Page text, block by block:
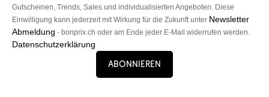
Gutscheinen, Trends, Sales und individualisierten Angeboten. Diese
Einwilligung kann jederzeit mit Wirkung für die Zukunft unter Newsletter
Abmeldung - bonprix.ch oder am Ende jeder E-Mail widerrufen werden.
Datenschutzerklärung
Abonnieren